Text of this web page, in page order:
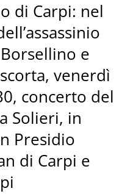
di Carpi: nel
e
venerdì
concerto del
Solieri, in
Presidio
di Carpi e